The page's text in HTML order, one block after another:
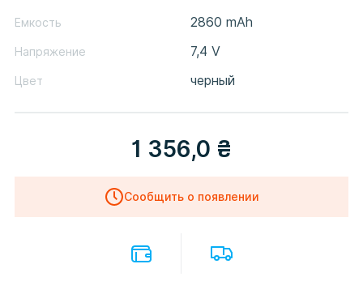
Емкость 2860 mAh
Напряжение 7,4 V
Цвет черный
1 356,0 ₴
Сообщить о появлении